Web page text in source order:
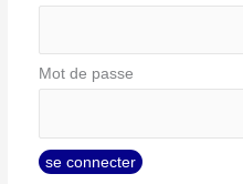
Mot de passe